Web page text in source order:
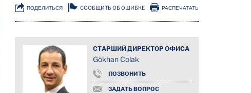
ПОДЕЛИТЬСЯ СООБЩИТЬ ОБ ОШИБКЕ РАСПЕЧАТАТЬ
СТАРШИЙ ДИРЕКТОР ОФИСА
Gökhan Colak
ПОЗВОНИТЬ
ЗАДАТЬ ВОПРОС